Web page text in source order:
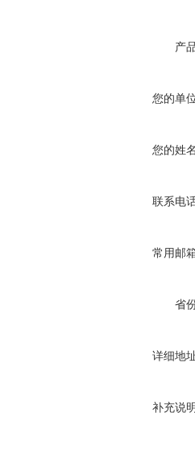
产
您的单
您的姓
联系电
常用邮
省
详细地
补充说